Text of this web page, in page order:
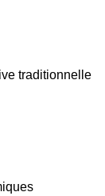
traditionnelle